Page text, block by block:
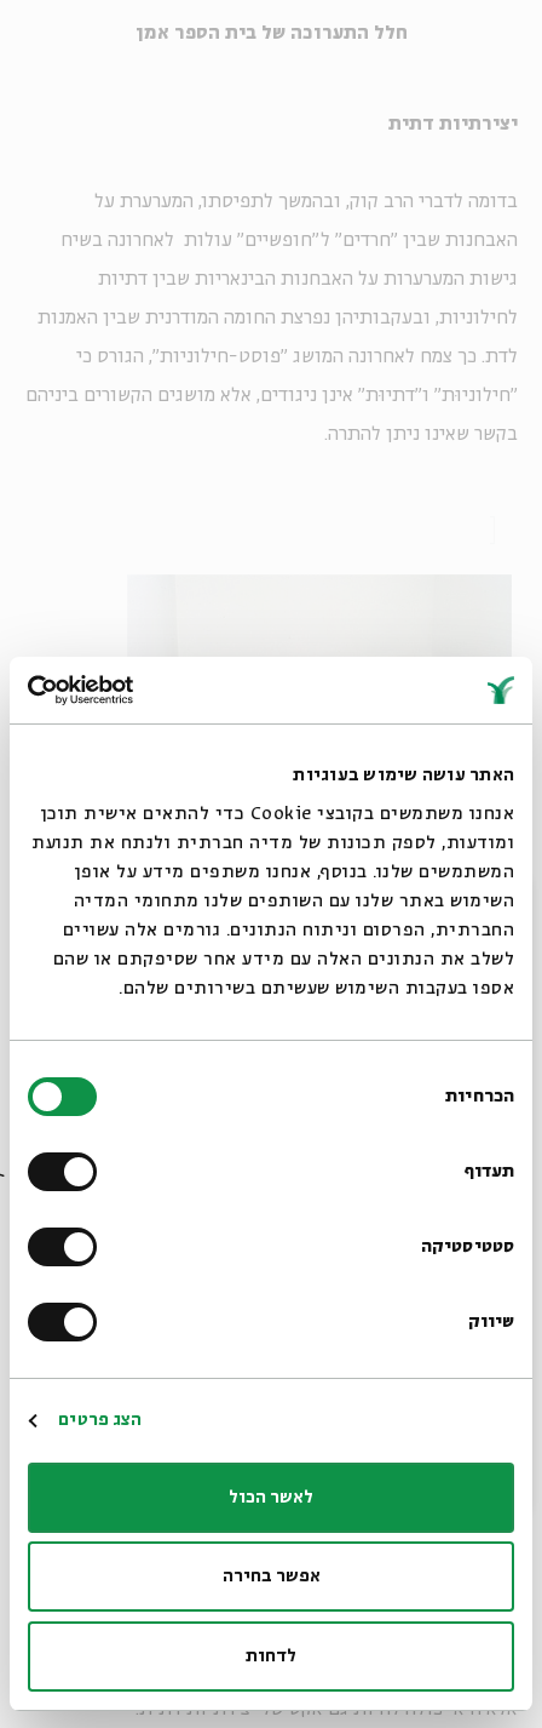
האתר עושה שימוש בעוגיות
אנחנו משתמשים בקובצי Cookie כדי להתאים אישית תוכן
ומודעות, לספק תכונות של מדיה חברתית ולנתח את תנועת
המשתמשים שלנו. בנוסף, אנחנו משתפים מידע על אופן
השימוש באתר שלנו עם השותפים שלנו מתחומי המדיה
החברתית, הפרסום וניתוח הנתונים. גורמים אלה עשויים
לשלב את הנתונים האלה עם מידע אחר שסיפקתם או שהם
אספו בעקבות השימוש שעשיתם בשירותים שלהם.
הסכמה
הכרחיות
תעדוף
סטטיסטיקה
שיווק
הצג פרטים
לאשר הכול
אפשר בחירה
לדחות
חלל התערוכה של בית הספר אמן
יצירתיות דתית
בדומה לדברי הרב קוק, ובהמשך לתפיסתו, המערערת על
האבחנות שבין "חרדים" ל"חופשיים" עולות לאחרונה בשיח
גישות המערערות על האבחנות הבינאריות שבין דתיות
לחילוניות, ובעקבותיהן נפרצת החומה המודרנית שבין האמנות
לדת. כך צמח לאחרונה המושג "פוסט-חילוניות", הגורס כי
"חילוניוּת" ו"דתיוּת" אינן ניגודים, אלא מושגים הקשורים ביניהם
בקשר שאינו ניתן להתרה.
נוער הגבעות. ערן שקין
יהודה שנהב, "מצליחה ללכוד הכלאות מורכבות בין דת
לחילוניות, ולא רק החלפה של אחת באחרת". שילובים כאלה
בולט בתחום זה הוא הרב שמעון גרשון רוזנברג (שג"ר), שהמשיך
תשובה, ברלטיביזם פתוח להשראה וב"דת רכה". על פי חזונו של
הרב שג"ר, "האדם המאמין ייאלץ לסגל לעצמו מבט רציונלי ספקני
בלי לפגום באמונתו, והצד השני ייאלץ להסתגל אל האדם המאמין
לא כאל טיפוס פרימיטיבי, אלא כבעל אופציה אמיתית לקיומנו
בעולם". לאחרונה צצה גם הגדרה לדמות חדשה-ישנה - "הדתי
החילוני", דמות היברידית שארוס דתי וביקורת התבונה משמשים
אלא היא יכולה להיות גם אקט של יצירתיות דתית.
סגור